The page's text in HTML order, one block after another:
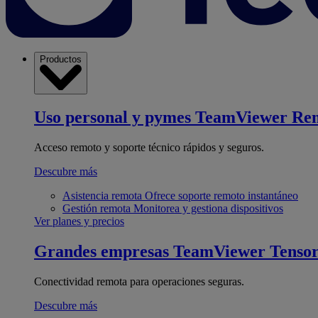
Productos
Uso personal y pymes TeamViewer
Acceso remoto y soporte técnico rápidos y seguros.
Descubre más
Asistencia remota Ofrece soporte remoto instantáneo
Gestión remota Monitorea y gestiona dispositivos
Ver planes y precios
Grandes empresas TeamViewer Tensor
Conectividad remota para operaciones seguras.
Descubre más